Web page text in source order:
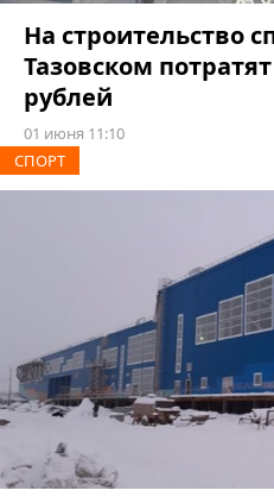
На строительство
Тазовском
рублей
01 июня 11:10
СПОРТ